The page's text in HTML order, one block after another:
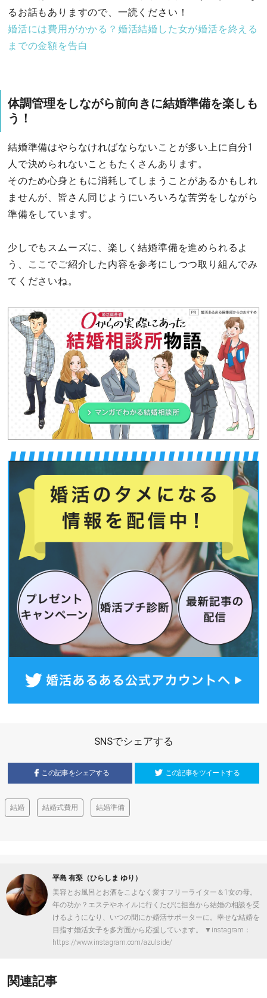
るお話もありますので、一読ください！
婚活には費用がかかる？婚活結婚した女が婚活を終える
までの金額を告白
体調管理をしながら前向きに結婚準備を楽しも
う！
結婚準備はやらなければならないことが多い上に自分1
人で決められないこともたくさんあります。
そのため心身ともに消耗してしまうことがあるかもしれ
ませんが、皆さん同じようにいろいろな苦労をしながら
準備をしています。
少しでもスムーズに、楽しく結婚準備を進められるよ
う、ここでご紹介した内容を参考にしつつ取り組んでみ
てくださいね。
SNSでシェアする
この記事をシェアする この記事をツイートする
結婚 結婚式費用 結婚準備
平島 有梨（ひらしま ゆり）
美容とお風呂とお酒をこよなく愛すフリーライター＆1女の母。
年の功か？エステやネイルに行くたびに担当から結婚の相談を受
けるようになり、いつの間にか婚活サポーターに。幸せな結婚を
目指す婚活女子を多方面から応援しています。 ▼instagram：
https://www.instagram.com/azulside/
関連記事